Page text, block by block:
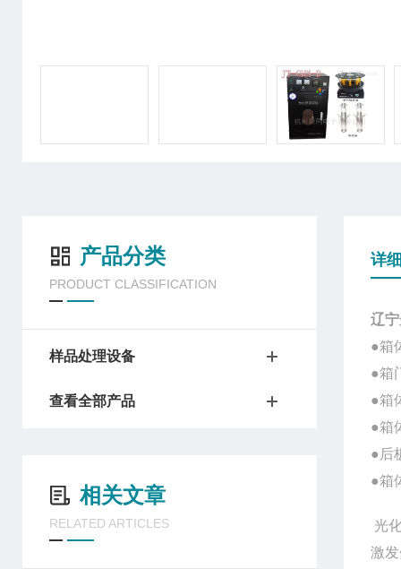
产品分类
PRODUCT CLASSIFICATION
样品处理设备
查看全部产品
相关文章
RELATED ARTICLES
详
辽
●箱
●箱
●箱
●箱
●后
●箱
光
激